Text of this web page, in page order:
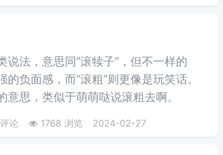
说法，意思同“滚犊子”，但不一样的
的负面感，而“滚粗”则更像是玩笑话。
意思，类似于萌萌哒说滚粗去啊。
论 1768 浏览 2024-02-27